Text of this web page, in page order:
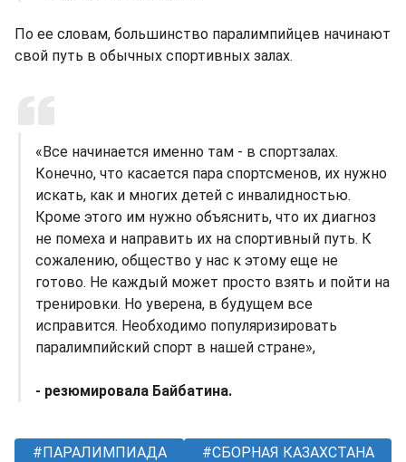
По ее словам, большинство паралимпийцев начинают
свой путь в обычных спортивных залах.
«Все начинается именно там - в спортзалах.
Конечно, что касается пара спортсменов, их нужно
искать, как и многих детей с инвалидностью.
Кроме этого им нужно объяснить, что их диагноз
не помеха и направить их на спортивный путь. К
сожалению, общество у нас к этому еще не
готово. Не каждый может просто взять и пойти на
тренировки. Но уверена, в будущем все
исправится. Необходимо популяризировать
паралимпийский спорт в нашей стране»,
- резюмировала Байбатина.
ПАРАЛИМПИАДА СБОРНАЯ КАЗАХСТАНА